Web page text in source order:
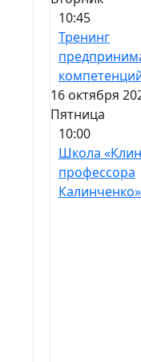
10:45
Тренинг
16 октября
Пятница
10:00
Школа
профессора
Калинченко»